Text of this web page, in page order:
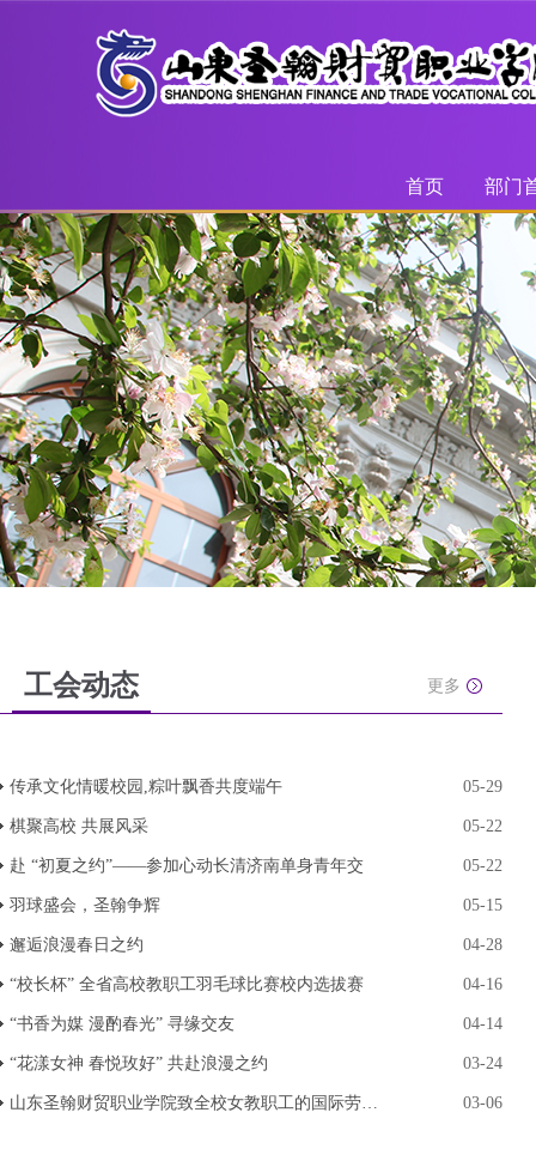
首页 部门
工会动态 更多
传承文化情暖校园,粽叶飘香共度端午 05-29
棋聚高校 共展风采 05-22
赴 “初夏之约”——参加心动长清济南单身青年交 05-22
羽球盛会，圣翰争辉 05-15
邂逅浪漫春日之约 04-28
“校长杯” 全省高校教职工羽毛球比赛校内选拔赛 04-16
“书香为媒 漫酌春光” 寻缘交友 04-14
“花漾女神 春悦玫好” 共赴浪漫之约 03-24
山东圣翰财贸职业学院致全校女教职工的国际劳动妇 03-06